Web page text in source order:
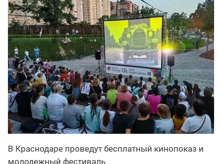
В Краснодаре проведут бесплатный кинопоказ и
молодежный фестиваль